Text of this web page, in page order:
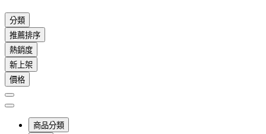
分類
推薦排序
熱銷度
新上架
價格
商品分類